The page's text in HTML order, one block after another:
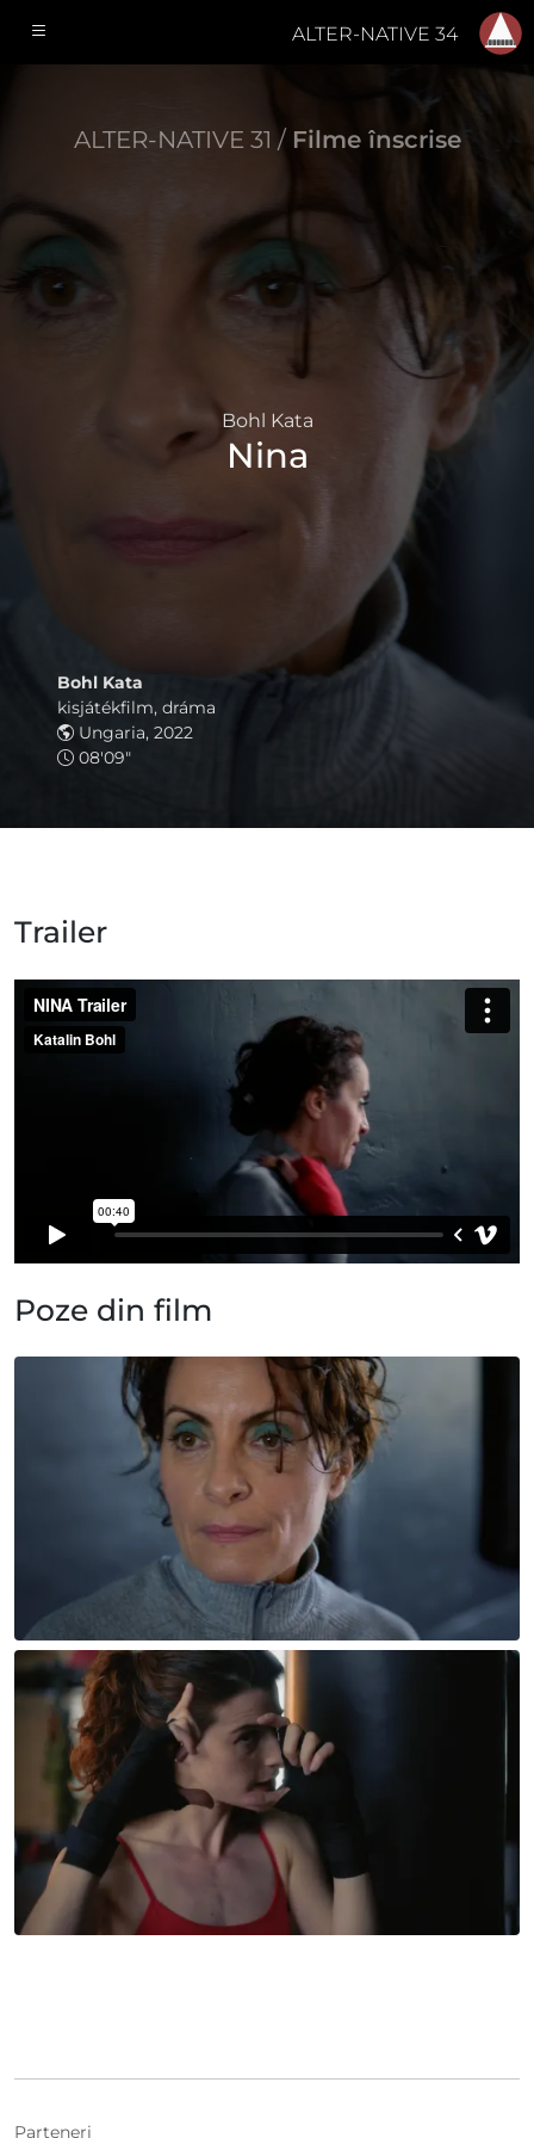
ALTER-NATIVE 34
ALTER-NATIVE 31 / Filme înscrise
Bohl Kata
Nina
Bohl Kata
kisjátékfilm, dráma
Ungaria, 2022
08'09"
Trailer
Poze din film
Parteneri